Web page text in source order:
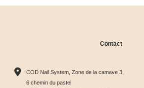
Tips &
 
Contact
COD Nail System, Zone de la camave 3,
6 chemin du pastel